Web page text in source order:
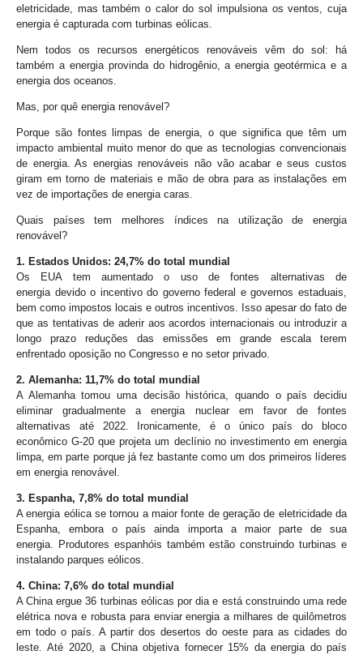
eletricidade, mas também o calor do sol impulsiona os ventos, cuja
energia é capturada com turbinas eólicas.
Nem todos os recursos energéticos renováveis vêm do sol: há
também a energia provinda do hidrogênio, a energia geotérmica e a
energia dos oceanos.
Mas, por quê energia renovável?
Porque são fontes limpas de energia, o que significa que têm um
impacto ambiental muito menor do que as tecnologias convencionais
de energia. As energias renováveis não vão acabar e seus custos
giram em torno de materiais e mão de obra para as instalações em
vez de importações de energia caras.
Quais países tem melhores índices na utilização de energia
renovável?
1. Estados Unidos: 24,7% do total mundial
Os EUA tem aumentado o uso de fontes alternativas de
energia devido o incentivo do governo federal e governos estaduais,
bem como impostos locais e outros incentivos. Isso apesar do fato de
que as tentativas de aderir aos acordos internacionais ou introduzir a
longo prazo reduções das emissões em grande escala terem
enfrentado oposição no Congresso e no setor privado.
2. Alemanha: 11,7% do total mundial
A Alemanha tomou uma decisão histórica, quando o país decidiu
eliminar gradualmente a energia nuclear em favor de fontes
alternativas até 2022. Ironicamente, é o único país do bloco
econômico G-20 que projeta um declínio no investimento em energia
limpa, em parte porque já fez bastante como um dos primeiros líderes
em energia renovável.
3. Espanha, 7,8% do total mundial
A energia eólica se tornou a maior fonte de geração de eletricidade da
Espanha, embora o país ainda importa a maior parte de sua
energia. Produtores espanhóis também estão construindo turbinas e
instalando parques eólicos.
4. China: 7,6% do total mundial
A China ergue 36 turbinas eólicas por dia e está construindo uma rede
elétrica nova e robusta para enviar energia a milhares de quilômetros
em todo o país. A partir dos desertos do oeste para as cidades do
leste. Até 2020, a China objetiva fornecer 15% da energia do país